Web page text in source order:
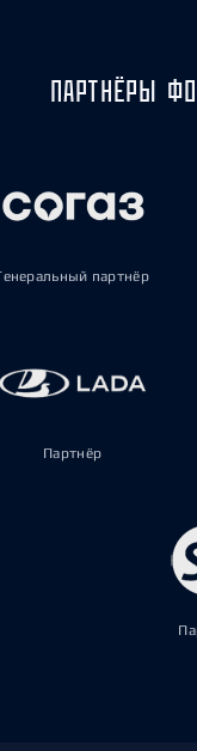
ПАРТНЁРЫ
партнёр
Партнёр